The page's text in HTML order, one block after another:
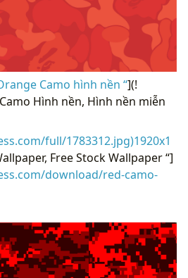
Camo hình nền “](!
Hình nền, Hình nền miễn
full/1783312.jpg)1920x1
Free Stock Wallpaper “]
download/red-camo-